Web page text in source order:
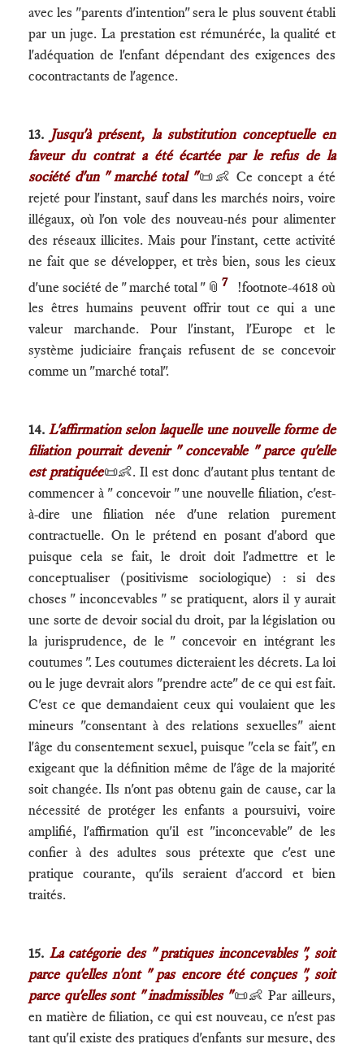
avec les "parents d'intention" sera le plus souvent établi
par un juge. La prestation est rémunérée, la qualité et
l'adéquation de l'enfant dépendant des exigences des
cocontractants de l'agence.
13. Jusqu'à présent, la substitution conceptuelle en
faveur du contrat a été écartée par le refus de la
société d'un " marché total "📜👶 Ce concept a été
rejeté pour l'instant, sauf dans les marchés noirs, voire
illégaux, où l'on vole des nouveau-nés pour alimenter
des réseaux illicites. Mais pour l'instant, cette activité
ne fait que se développer, et très bien, sous les cieux
d'une société de " marché total " 📎 7
!footnote-4618 où
les êtres humains peuvent offrir tout ce qui a une
valeur marchande. Pour l'instant, l'Europe et le
système judiciaire français refusent de se concevoir
comme un "marché total".
14. L'affirmation selon laquelle une nouvelle forme de
filiation pourrait devenir " concevable " parce qu'elle
est pratiquée📜👶. Il est donc d'autant plus tentant de
commencer à " concevoir " une nouvelle filiation, c'est-
à-dire une filiation née d'une relation purement
contractuelle. On le prétend en posant d'abord que
puisque cela se fait, le droit doit l'admettre et le
conceptualiser (positivisme sociologique) : si des
choses " inconcevables " se pratiquent, alors il y aurait
une sorte de devoir social du droit, par la législation ou
la jurisprudence, de le " concevoir en intégrant les
coutumes ". Les coutumes dicteraient les décrets. La loi
ou le juge devrait alors "prendre acte" de ce qui est fait.
C'est ce que demandaient ceux qui voulaient que les
mineurs "consentant à des relations sexuelles" aient
l'âge du consentement sexuel, puisque "cela se fait", en
exigeant que la définition même de l'âge de la majorité
soit changée. Ils n'ont pas obtenu gain de cause, car la
nécessité de protéger les enfants a poursuivi, voire
amplifié, l'affirmation qu'il est "inconcevable" de les
confier à des adultes sous prétexte que c'est une
pratique courante, qu'ils seraient d'accord et bien
traités.
15. La catégorie des " pratiques inconcevables ", soit
parce qu'elles n'ont " pas encore été conçues ", soit
parce qu'elles sont " inadmissibles "📜👶 Par ailleurs,
en matière de filiation, ce qui est nouveau, ce n'est pas
tant qu'il existe des pratiques d'enfants sur mesure, des